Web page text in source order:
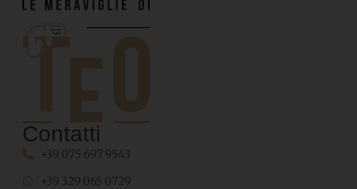
Contatti
+39 075 697 9543
+39 329 065 0729